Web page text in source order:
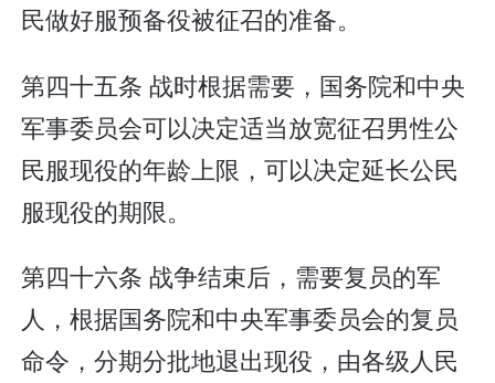
民做好服预备役被征召的准备。
第四十五条 战时根据需要，国务院和中央
军事委员会可以决定适当放宽征召男性公
民服现役的年龄上限，可以决定延长公民
服现役的期限。
第四十六条 战争结束后，需要复员的军
人，根据国务院和中央军事委员会的复员
命令，分期分批地退出现役，由各级人民